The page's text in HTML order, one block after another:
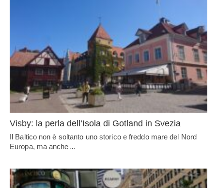
Visby: la perla dell’Isola di Gotland in Svezia
Il Baltico non è soltanto uno storico e freddo mare del Nord
Europa, ma anche…